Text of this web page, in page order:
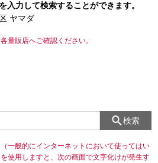
入力して検索することができます。
ヤマダ
量販店へご確認ください。
検索
一般的にインターネットにおいて使ってはい
使用しますと、次の画面で文字化けが発生す